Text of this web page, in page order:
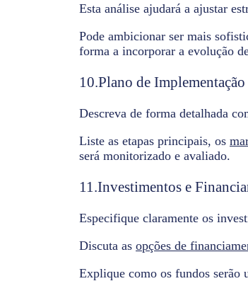
Esta análise ajudará a ajustar
Pode ambicionar ser mais
forma a incorporar a evolução
10.Plano de Implementação
Descreva de forma detalhada
Liste as etapas principais, os
será monitorizado e avaliado.
11.Investimentos e
Especifique claramente os
Discuta as opções de
Explique como os fundos serão